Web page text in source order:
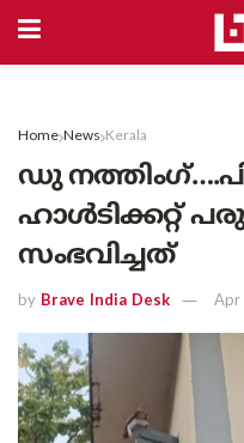
Home News Kerala
ഡു
ഹാൾടിക്കറ്റ്
സംഭവിച്ചത്
by Brave India Desk Apr